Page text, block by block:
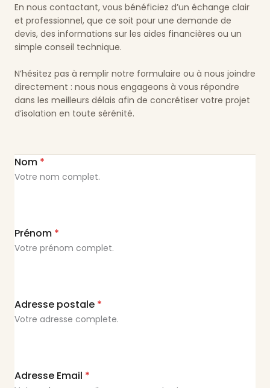
En nous contactant, vous bénéficiez d’un échange clair
et professionnel, que ce soit pour une demande de
devis, des informations sur les aides financières ou un
simple conseil technique.
N’hésitez pas à remplir notre formulaire ou à nous joindre
directement : nous nous engageons à vous répondre
dans les meilleurs délais afin de concrétiser votre projet
d’isolation en toute sérénité.
Nom *
Votre nom complet.
Prénom *
Votre prénom complet.
Adresse postale *
Votre adresse complete.
Adresse Email *